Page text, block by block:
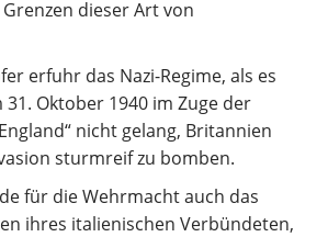
dieser Art von
erfuhr das Nazi-Regime, als es
31. Oktober 1940 im Zuge der
nicht gelang, Britannien
sturmreif zu bomben.
für die Wehrmacht auch das
ihres italienischen Verbündeten,